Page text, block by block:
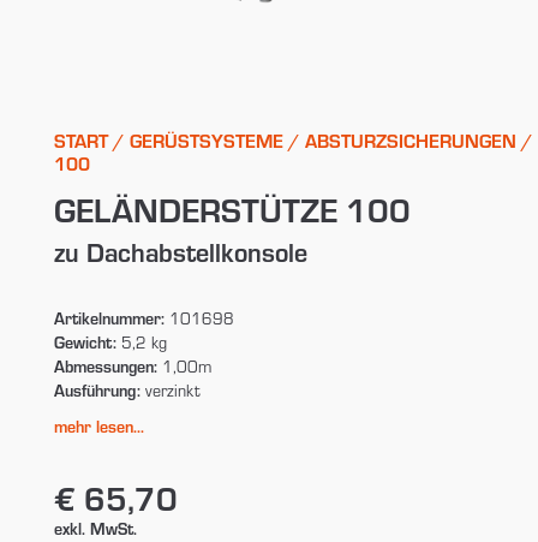
START/ GERÜSTSYSTEME/ ABSTURZSICHERUNGEN /
100
GELÄNDERSTÜTZE 100
zu Dachabstellkonsole
Artikelnummer:101698
Gewicht:5,2 kg
Abmessungen:1,00m
Ausführung:verzinkt
mehr lesen...
€ 65,70
exkl. MwSt.